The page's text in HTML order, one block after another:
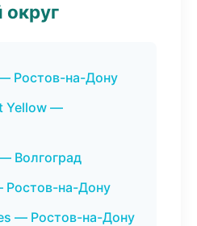
Ростов-на-Дону
Yellow —
Волгоград
Ростов-на-Дону
— Ростов-на-Дону